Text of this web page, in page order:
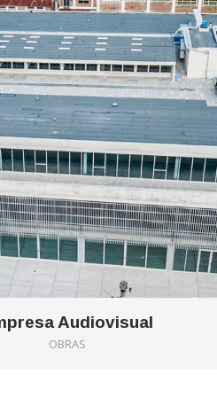
Audiovisual
OBRAS